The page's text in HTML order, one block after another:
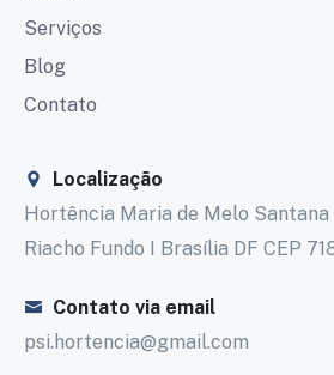
Serviços
Blog
Contato
Localização
Hortência Maria de Melo
Riacho Fundo I Brasília DF CEP
Contato via email
psi.hortencia@gmail.com